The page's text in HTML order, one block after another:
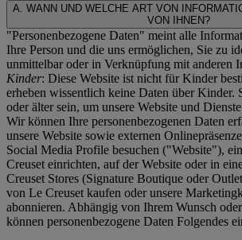
A. WANN UND WELCHE ART VON
VON IHNEN?
"Personenbezogene Daten" meint alle
Ihre Person und die uns ermöglichen, Sie zu
unmittelbar oder in Verknüpfung mit anderen
Kinder: Diese Website ist nicht für Kinder
erheben wissentlich keine Daten über Kinder.
oder älter sein, um unsere Website und
Wir können Ihre personenbezogenen Daten
unsere Website sowie externen
Social Media Profile besuchen ("Website"),
Creuset einrichten, auf der Website oder in
Creuset Stores (Signature Boutique oder
von Le Creuset kaufen oder unsere
abonnieren. Abhängig von Ihrem Wunsch
können personenbezogene Daten Folgendes